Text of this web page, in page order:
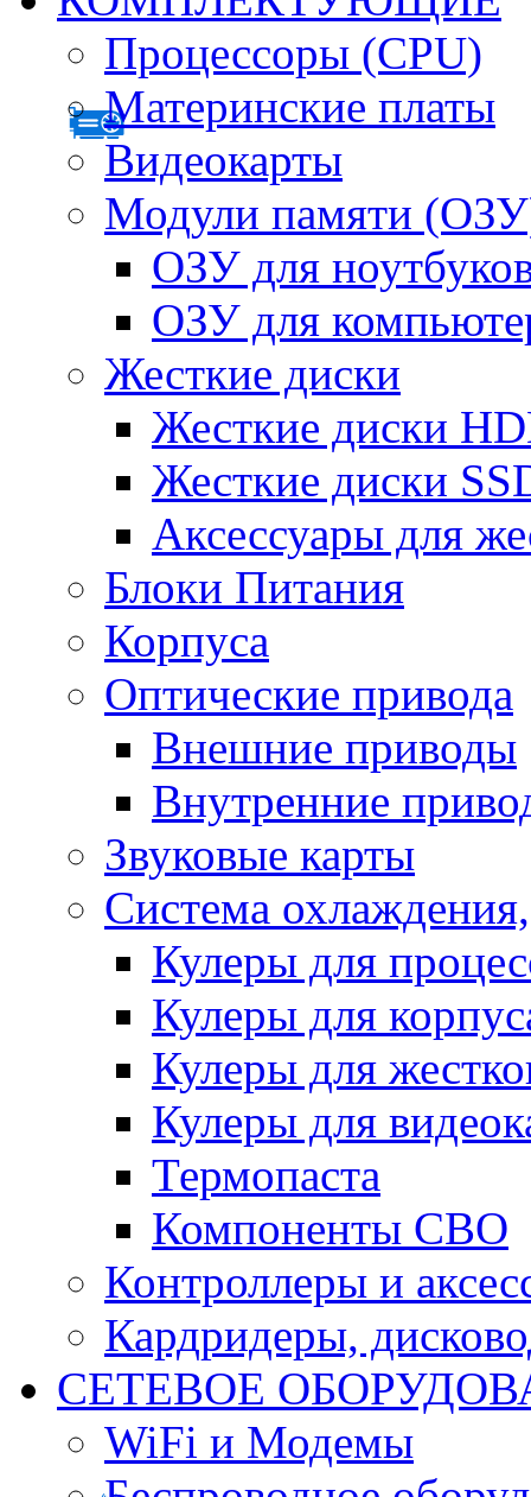
Процессоры (CPU)
Материнские платы
Видеокарты
Модули памяти
ОЗУ для
ОЗУ для
Жесткие диски
Жесткие диски
Жесткие диски
Аксессуары для
Блоки Питания
Корпуса
Оптические привода
Внешние приводы
Внутренние
Звуковые карты
Система
Кулеры для
Кулеры для
Кулеры для
Кулеры для
Термопаста
Компоненты СВО
Контроллеры и
Кардридеры,
СЕТЕВОЕ
WiFi и Модемы